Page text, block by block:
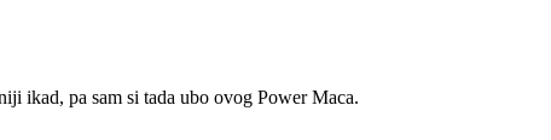
ikad, pa sam si tada ubo ovog Power Maca.